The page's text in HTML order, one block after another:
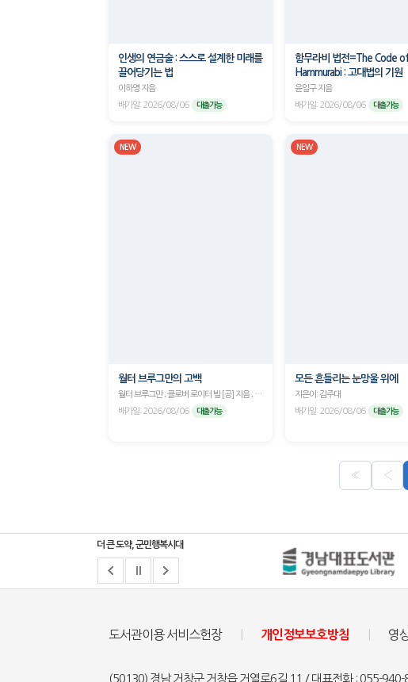
인생의 연금술 : 스스로 설계한 미래를
끌어당기는 법
이하영 지음
배가일: 2026/08/06
대출가능
함무라비 법전=The Code of
Hammurabi : 고대법의 기원
윤일구 지음
배가일: 2026/08/06
대출가능
NEW
월터 브루그만의 고백
월터 브루그만 ; 클로버 로이터 빌 [공] 지음 ; 양지우 옮김
배가일: 2026/08/06
대출가능
NEW
모든 흔들리는 눈망울 위에
지은이: 김주대
배가일: 2026/08/06
대출가능
« ‹
더 큰 도약, 군민행복시대
도서관이용 서비스헌장 개인정보보호방침 영
(50130) 경남 거창군 거창읍 거열로6길 11 / 대표전화 : 055-